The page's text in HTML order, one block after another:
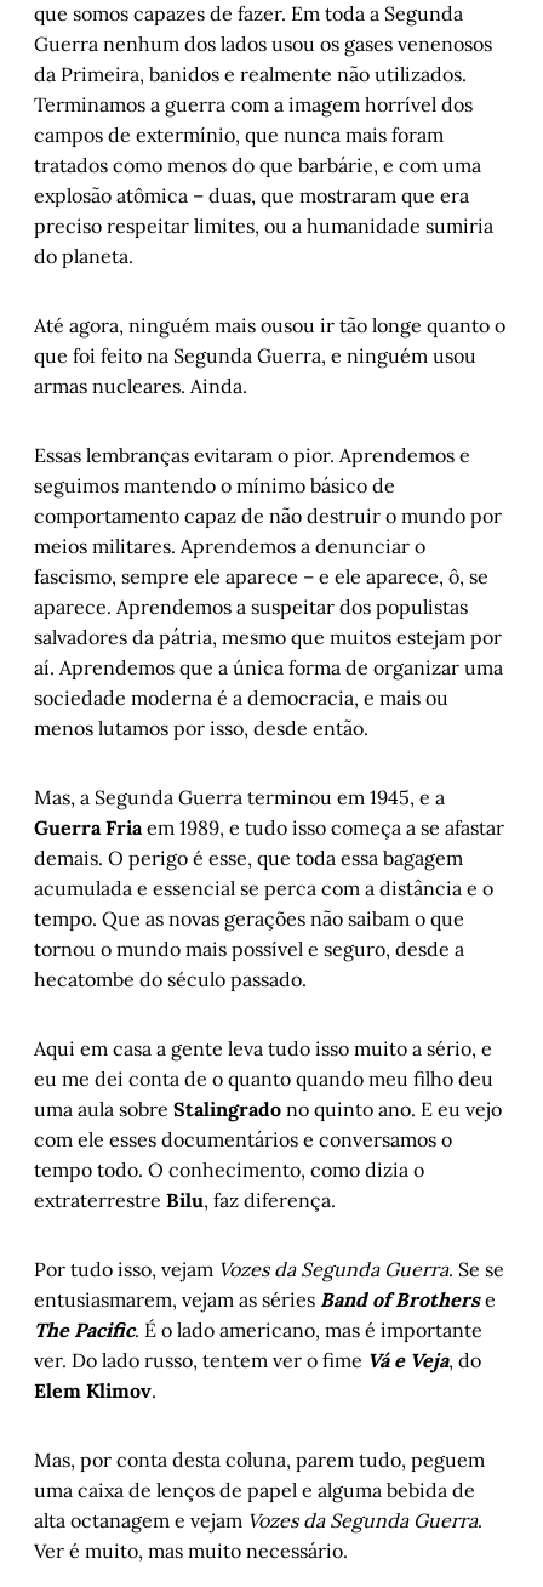
que somos capazes de fazer. Em toda a Segunda
Guerra nenhum dos lados usou os gases venenosos
da Primeira, banidos e realmente não utilizados.
Terminamos a guerra com a imagem horrível dos
campos de extermínio, que nunca mais foram
tratados como menos do que barbárie, e com uma
explosão atômica – duas, que mostraram que era
preciso respeitar limites, ou a humanidade sumiria
do planeta.
Até agora, ninguém mais ousou ir tão longe quanto o
que foi feito na Segunda Guerra, e ninguém usou
armas nucleares. Ainda.
Essas lembranças evitaram o pior. Aprendemos e
seguimos mantendo o mínimo básico de
comportamento capaz de não destruir o mundo por
meios militares. Aprendemos a denunciar o
fascismo, sempre ele aparece – e ele aparece, ô, se
aparece. Aprendemos a suspeitar dos populistas
salvadores da pátria, mesmo que muitos estejam por
aí. Aprendemos que a única forma de organizar uma
sociedade moderna é a democracia, e mais ou
menos lutamos por isso, desde então.
Mas, a Segunda Guerra terminou em 1945, e a
Guerra Friaem 1989, e tudo isso começa a se afastar
demais. O perigo é esse, que toda essa bagagem
acumulada e essencial se perca com a distância e o
tempo. Que as novas gerações não saibam o que
tornou o mundo mais possível e seguro, desde a
hecatombe do século passado.
Aqui em casa a gente leva tudo isso muito a sério, e
eu me dei conta de o quanto quando meu filho deu
uma aula sobre Stalingrado no quinto ano. E eu vejo
com ele esses documentários e conversamos o
tempo todo. O conhecimento, como dizia o
extraterrestre Bilu, faz diferença.
Por tudo isso, vejam Vozes da Segunda Guerra. Se se
entusiasmarem, vejam as séries Band of Brotherse
The Pacific. É o lado americano, mas é importante
ver. Do lado russo, tentem ver o fime Vá e Veja, do
Elem Klimov.
Mas, por conta desta coluna, parem tudo, peguem
uma caixa de lenços de papel e alguma bebida de
alta octanagem e vejam Vozes da Segunda Guerra.
Ver é muito, mas muito necessário.